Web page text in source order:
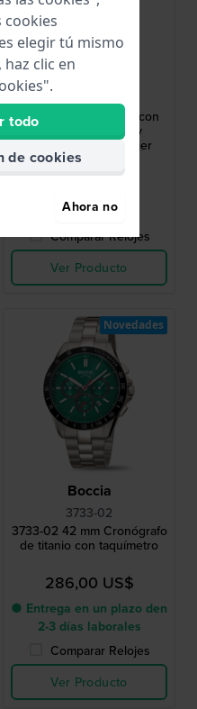
Boccia
3262-01 19 mm Reloj con
pulsera de titanio y
madreperla para mujer
120,00 US$
Comparar Relojes
Ver Producto
Boccia
3733-02
3733-02 42 mm Cronógrafo
de titanio con taquímetro
286,00 US$
● Entrega en un plazo den
2-3 días laborales
Comparar Relojes
Ver Producto
Novedades
cookies
elegir tú mismo
clic en
todo
de cookies
Ahora no